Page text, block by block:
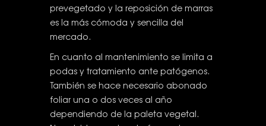
prevegetado y la reposición de marras
es la más cómoda y sencilla del
mercado.
En cuanto al mantenimiento se limita a
podas y tratamiento ante patógenos.
También se hace necesario abonado
foliar una o dos veces al año
dependiendo de la paleta vegetal.